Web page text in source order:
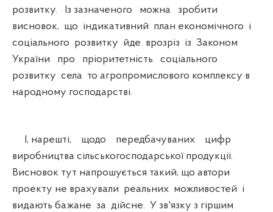
розвитку. Із зазначеного можна зробити
висновок, що індикативний план економічного і
соціального розвитку йде врозріз із Законом
України про пріоритетність соціального
розвитку села то агропромислового комплексу в
народному господарстві.
І, нарешті, щодо передбачуваних цифр
виробництва сільськогосподарської продукції.
Висновок тут напрошується такий, що автори
проекту не врахували реальних можливостей і
видають бажане за дійсне. У зв'язку з гіршим